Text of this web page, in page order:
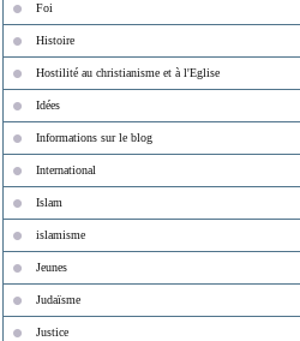
Foi
Histoire
Hostilité au christianisme et à l'Eglise
Idées
Informations sur le blog
International
Islam
islamisme
Jeunes
Judaïsme
Justice